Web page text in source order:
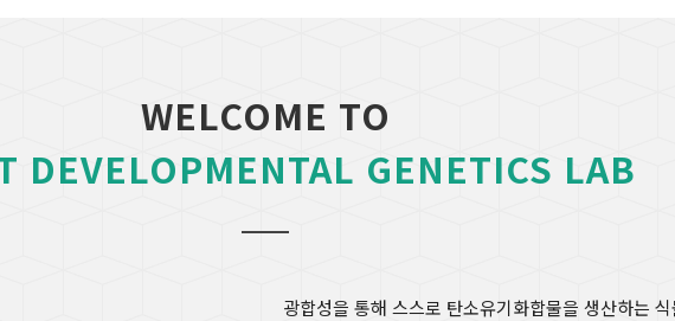
WELCOME TO
DEVELOPMENTAL GENETICS LAB
광합성을 통해 스스로 탄소유기화합물을 생산하는